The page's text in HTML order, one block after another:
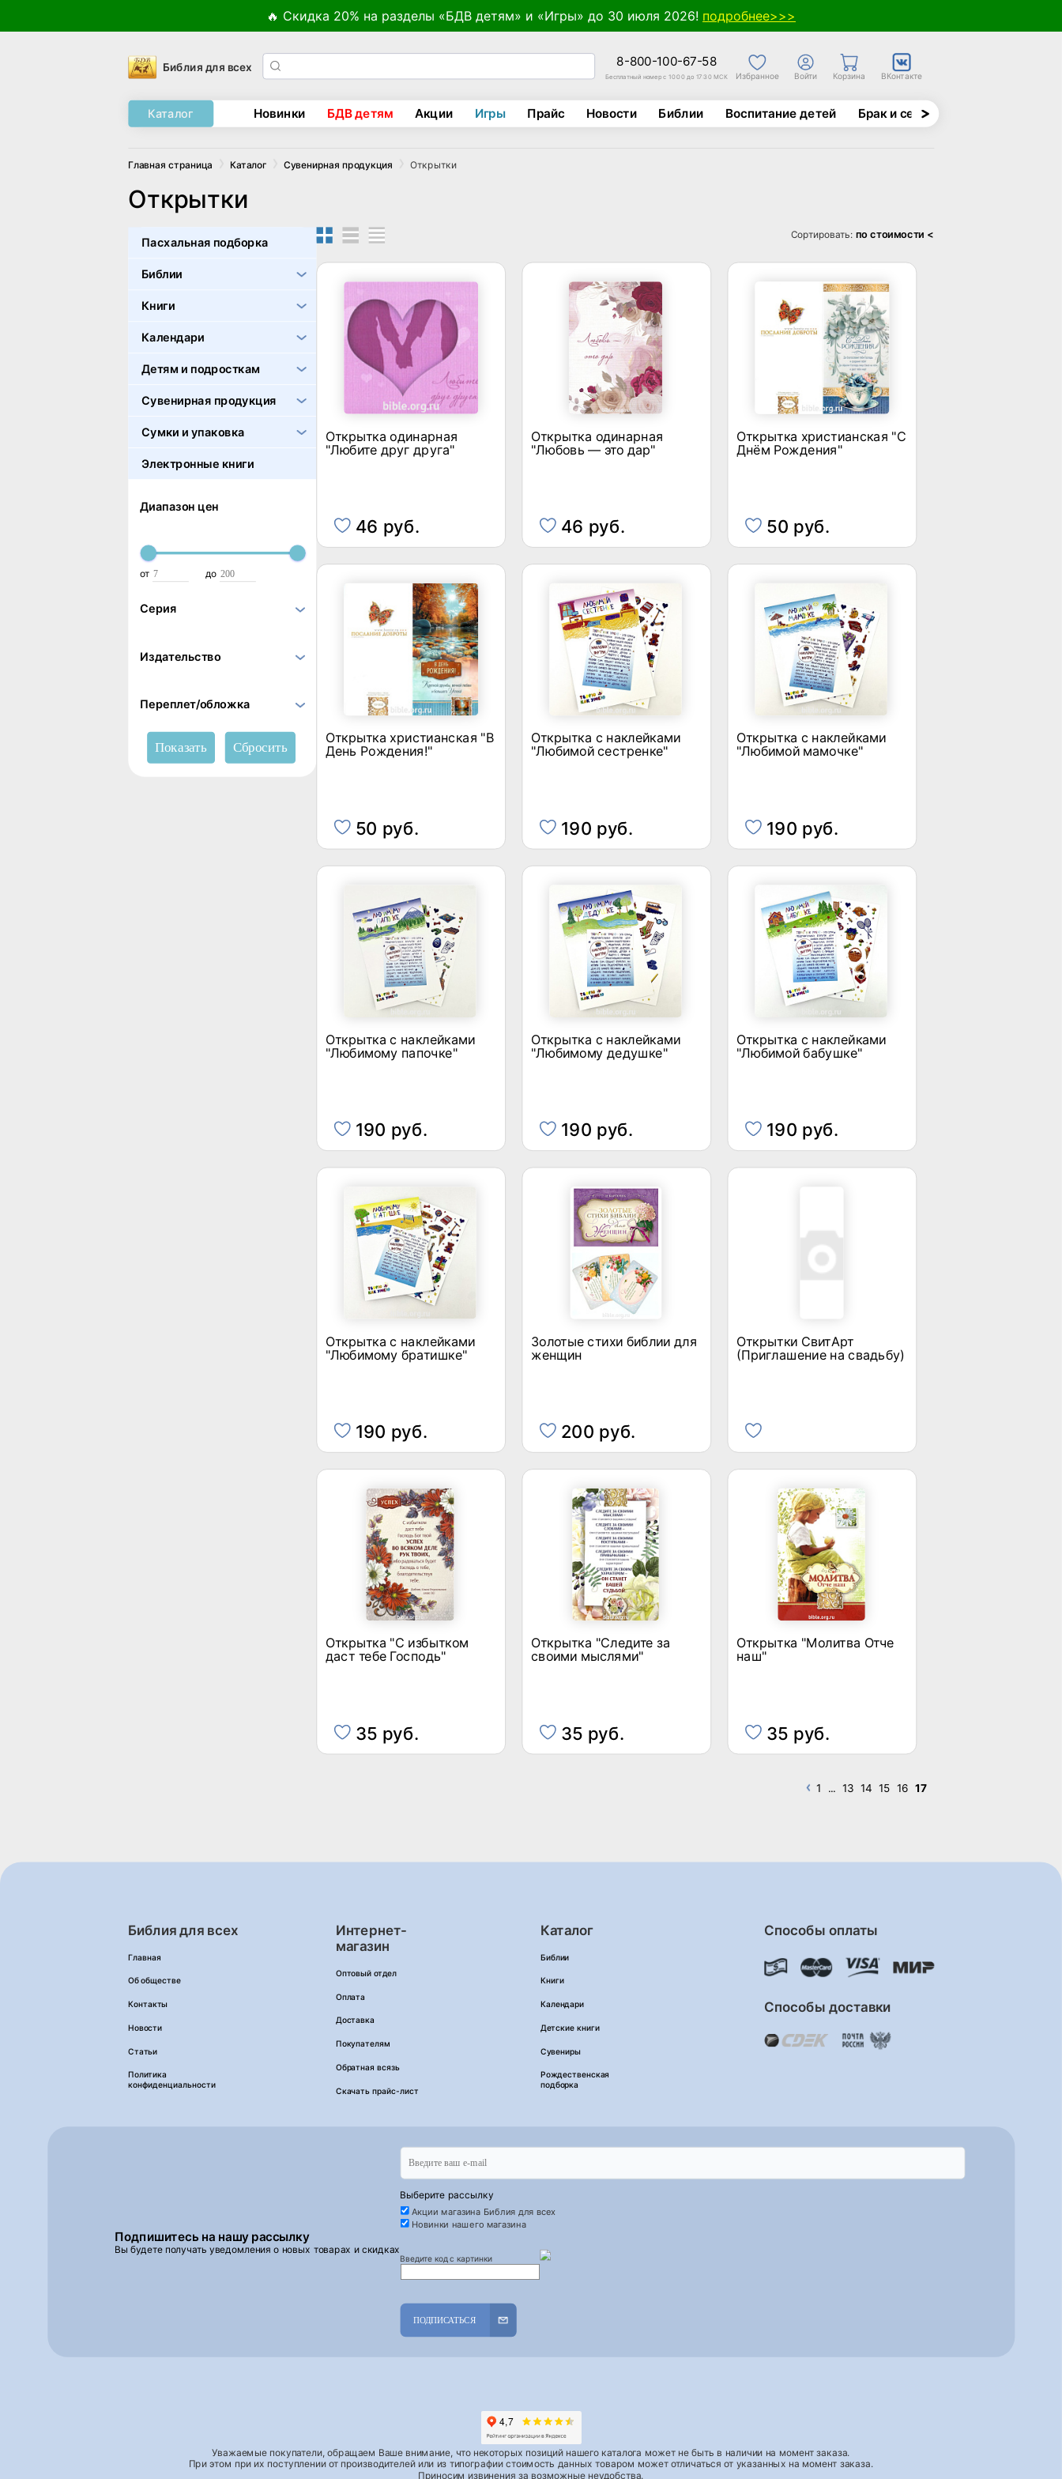
🔥 Скидка 20% на разделы «БДВ детям» и «Игры» до 30 июля 2026! подробнее>>>
Библия для всех 8-800-100-67-58
Бесплатный номер с 10:00 до 17:30 МСК Избранное Войти Корзина ВКонтакте
Каталог Новинки БДВ детям Акции Игры Прайс Новости Библии Воспитание детей Брак и семья
Главная страница Каталог Сувенирная продукция Открытки
Открытки
Пасхальная подборка
Библии
Книги
Календари
Детям и подросткам
Сувенирная продукция
Сумки и упаковка
Электронные книги
Диапазон цен
от до
Серия
Издательство
Переплет/обложка
Сортировать: по стоимости <
Открытка одинарная
"Любите друг друга"
46 руб.
Открытка одинарная
"Любовь — это дар"
46 руб.
Открытка христианская "С
Днём Рождения"
50 руб.
Открытка христианская "В
День Рождения!"
50 руб.
Открытка с наклейками
"Любимой сестренке"
190 руб.
Открытка с наклейками
"Любимой мамочке"
190 руб.
Открытка с наклейками
"Любимому папочке"
190 руб.
Открытка с наклейками
"Любимому дедушке"
190 руб.
Открытка с наклейками
"Любимой бабушке"
190 руб.
Открытка с наклейками
"Любимому братишке"
190 руб.
Золотые стихи библии для
женщин
200 руб.
Открытки СвитАрт
(Приглашение на свадьбу)
Открытка "С избытком
даст тебе Господь"
35 руб.
Открытка "Следите за
своими мыслями"
35 руб.
Открытка "Молитва Отче
наш"
35 руб.
1 ... 13 14 15 16 17
Библия для всех
Главная
Об обществе
Контакты
Новости
Статьи
Политика
конфиденциальности
Интернет-
магазин
Оптовый отдел
Оплата
Доставка
Покупателям
Обратная всязь
Скачать прайс-лист
Каталог
Библии
Книги
Календари
Детские книги
Сувениры
Рождественская
подборка
Способы оплаты
Способы доставки
Подпишитесь на нашу рассылку
Вы будете получать уведомления о новых товарах и скидках
Выберите рассылку
Акции магазина Библия для всех
Новинки нашего магазина
Введите код с картинки
ПОДПИСАТЬСЯ
Уважаемые покупатели, обращаем Ваше внимание, что некоторых позиций нашего каталога может не быть в наличии на момент заказа.
При этом при их поступлении от производителей или из типографии стоимость данных товаром может отличаться от указанных на момент заказа.
Приносим извинения за возможные неудобства.